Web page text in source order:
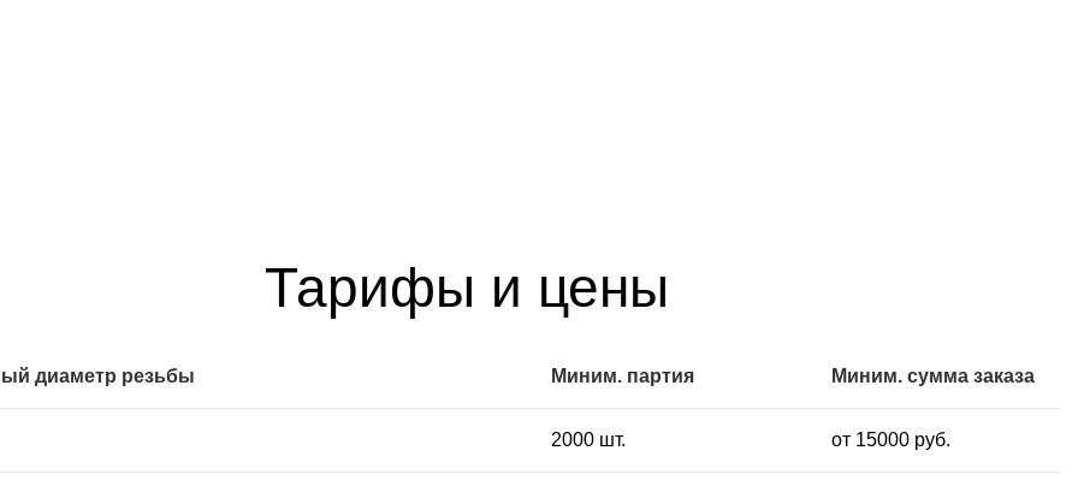
Тарифы и цены
диаметр резьбы Миним. партия Миним. сумма заказа
2000 шт. от 15000 руб.